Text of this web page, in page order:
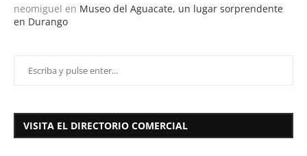
neomiguel en Museo del Aguacate, un lugar sorprendente
en Durango
VISITA EL DIRECTORIO COMERCIAL